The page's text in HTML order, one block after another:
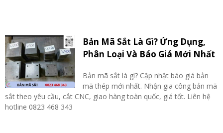
Bản Mã Sắt Là Gì? Ứng Dụng,
Phân Loại Và Báo Giá Mới Nhất
Bản mã sắt là gì? Cập nhật báo giá bản
mã thép mới nhất. Nhận gia công bản mã
sắt theo yêu cầu, cắt CNC, giao hàng toàn quốc, giá tốt. Liên hệ
hotline 0823 468 343